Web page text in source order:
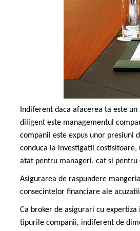
Indiferent daca afacerea ta este
diligent este managementul
companii este expus unor presiuni
conduca la investigatii
atat pentru manageri, cat si pentru
Asigurarea de raspundere
consecintelor financiare ale
Ca broker de asigurari cu
tipurile companii, indiferent de